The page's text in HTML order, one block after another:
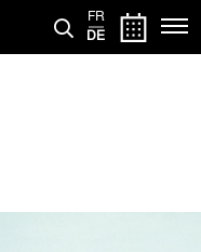
FR
DE